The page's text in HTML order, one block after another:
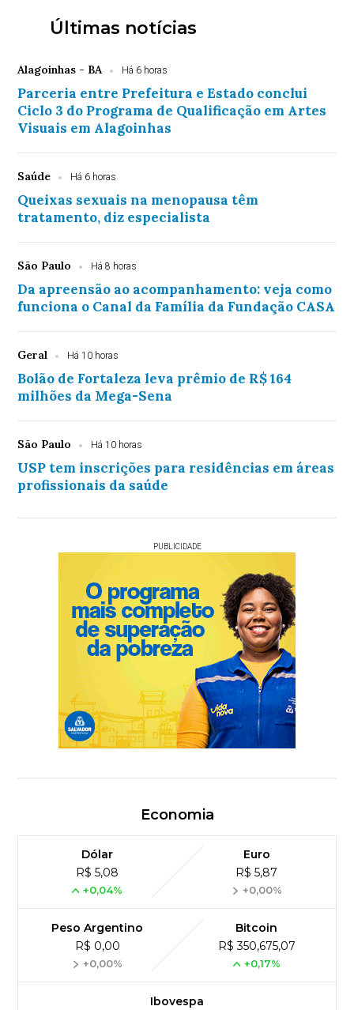
Últimas notícias
Alagoinhas - BA Há 6 horas
Parceria entre Prefeitura e Estado conclui
Ciclo 3 do Programa de Qualificação em Artes
Visuais em Alagoinhas
Saúde Há 6 horas
Queixas sexuais na menopausa têm
tratamento, diz especialista
São Paulo Há 8 horas
Da apreensão ao acompanhamento: veja como
funciona o Canal da Família da Fundação CASA
Geral Há 10 horas
Bolão de Fortaleza leva prêmio de R$ 164
milhões da Mega-Sena
São Paulo Há 10 horas
USP tem inscrições para residências em áreas
profissionais da saúde
PUBLICIDADE
Economia
Dólar
R$ 5,08
+0,04%
Euro
R$ 5,87
+0,00%
Peso Argentino
R$ 0,00
+0,00%
Bitcoin
R$ 350,675,07
+0,17%
Ibovespa